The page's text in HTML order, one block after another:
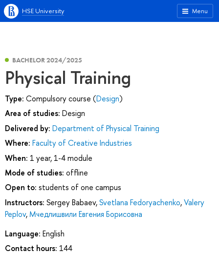
Menu
HSE University
BACHELOR 2024/2025
Physical Training
Type: Compulsory course (Design)
Area of studies: Design
Delivered by: Department of Physical Training
Where: Faculty of Creative Industries
When: 1 year, 1-4 module
Mode of studies: offline
Open to: students of one campus
Instructors: Sergey Babaev,Svetlana Fedoryachenko,Valery
Peplov, Мчедлишвили Евгения Борисовна
Language: English
Contact hours: 144